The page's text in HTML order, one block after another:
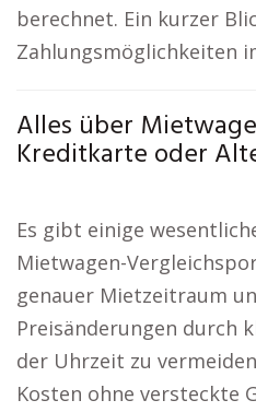
berechnet. Ein kurzer
Zahlungsmöglichkeiten
Alles über
Kreditkarte oder
Es gibt einige
Mietwagen-
genauer Mietzeitraum
Preisänderungen durch
der Uhrzeit zu
Kosten ohne versteckte